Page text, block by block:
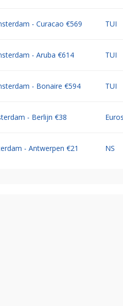
- Curacao €569 TUI
- Aruba €614 TUI
- Bonaire €594 TUI
- Berlijn €38
- Antwerpen €21 NS